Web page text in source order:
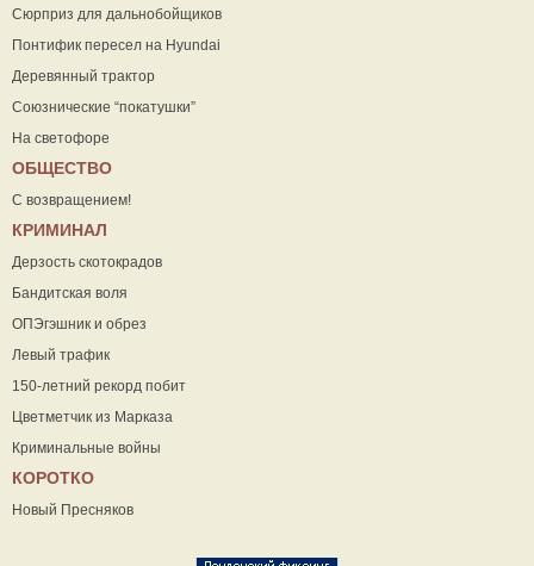
Сюрприз для дальнобойщиков
Понтифик пересел на Hyundai
Деревянный трактор
Союзнические “покатушки”
На светофоре
ОБЩЕСТВО
С возвращением!
КРИМИНАЛ
Дерзость скотокрадов
Бандитская воля
ОПЭгэшник и обрез
Левый трафик
150-летний рекорд побит
Цветметчик из Марказа
Криминальные войны
КОРОТКО
Новый Пресняков